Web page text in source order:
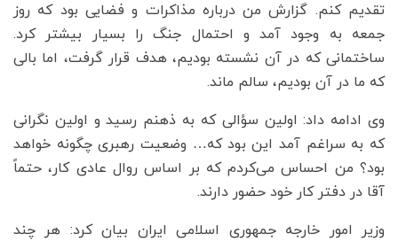
تقدیم کنم. گزارش من درباره مذاکرات و فضایی بود که روز
جمعه به وجود آمد و احتمال جنگ را بسیار بیشتر کرد.
ساختمانی که در آن نشسته بودیم، هدف قرار گرفت، اما بالی
که ما در آن بودیم، سالم ماند.
وی ادامه داد: اولین سؤالی که به ذهنم رسید و اولین نگرانی
که به سراغم آمد این بود که… وضعیت رهبری چگونه خواهد
بود؟ من احساس می‌کردم که بر اساس روال عادی کار، حتماً
آقا در دفتر کار خود حضور دارند.
وزیر امور خارجه جمهوری اسلامی ایران بیان کرد: هر چند